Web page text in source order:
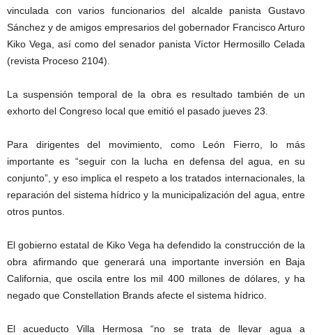
vinculada con varios funcionarios del alcalde panista Gustavo
Sánchez y de amigos empresarios del gobernador Francisco Arturo
Kiko Vega, así como del senador panista Víctor Hermosillo Celada
(revista Proceso 2104).
La suspensión temporal de la obra es resultado también de un
exhorto del Congreso local que emitió el pasado jueves 23.
Para dirigentes del movimiento, como León Fierro, lo más
importante es “seguir con la lucha en defensa del agua, en su
conjunto”, y eso implica el respeto a los tratados internacionales, la
reparación del sistema hídrico y la municipalización del agua, entre
otros puntos.
El gobierno estatal de Kiko Vega ha defendido la construcción de la
obra afirmando que generará una importante inversión en Baja
California, que oscila entre los mil 400 millones de dólares, y ha
negado que Constellation Brands afecte el sistema hídrico.
El acueducto Villa Hermosa “no se trata de llevar agua a